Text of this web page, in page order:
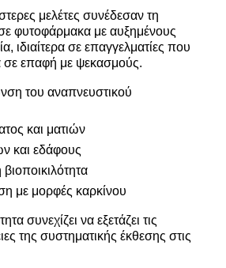
μελέτες συνέδεσαν τη
φυτοφάρμακα με αυξημένους
ιδιαίτερα σε επαγγελματίες που
σε επαφή με ψεκασμούς.
του αναπνευστικού
και ματιών
και εδάφους
με μορφές καρκίνου
συνεχίζει να εξετάζει τις
της συστηματικής έκθεσης στις